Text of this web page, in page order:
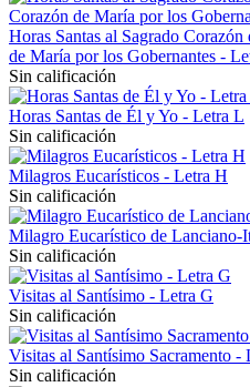
Horas Santas al Sagrado
de María por los Gobernantes -
Sin calificación
Horas Santas de Él y Yo - Letra L
Sin calificación
Milagros Eucarísticos - Letra H
Sin calificación
Milagro Eucarístico de Lanciano-
Sin calificación
Visitas al Santísimo - Letra G
Sin calificación
Visitas al Santísimo Sacramento -
Sin calificación